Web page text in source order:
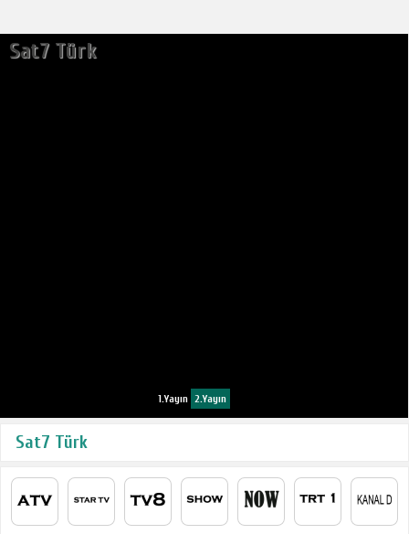
Sat7 Türk
1.Yayın 2.Yayın
Sat7 Türk